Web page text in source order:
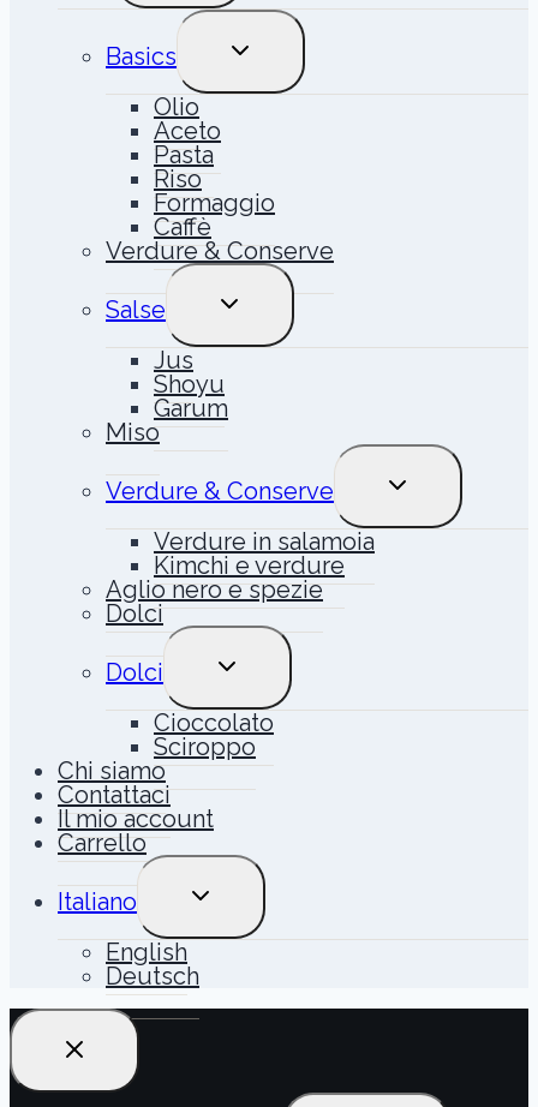
Basics
ALTERNA
MENU
Olio
Aceto
Pasta
Riso
Formaggio
Caffè
Verdure & Conserve
Salse
ALTERNA
MENU
Jus
Shoyu
Garum
Miso
Verdure & Conserve
ALTERNA
MENU
Verdure in salamoia
Kimchi e verdure
Aglio nero e spezie
Dolci
Dolci
ALTERNA
MENU
Cioccolato
Sciroppo
Chi siamo
Contattaci
Il mio account
Carrello
Italiano
ALTERNA
MENU
English
Deutsch